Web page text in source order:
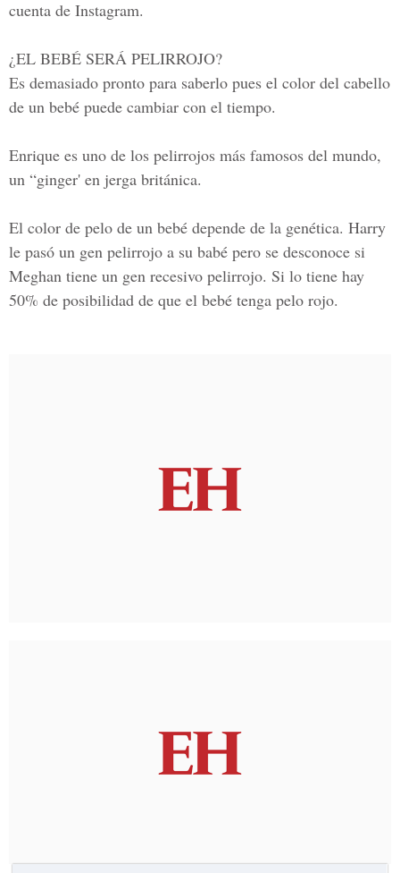
cuenta de Instagram.
¿EL BEBÉ SERÁ PELIRROJO?
Es demasiado pronto para saberlo pues el color del cabello
de un bebé puede cambiar con el tiempo.
Enrique es uno de los pelirrojos más famosos del mundo,
un “ginger' en jerga británica.
El color de pelo de un bebé depende de la genética. Harry
le pasó un gen pelirrojo a su babé pero se desconoce si
Meghan tiene un gen recesivo pelirrojo. Si lo tiene hay
50% de posibilidad de que el bebé tenga pelo rojo.